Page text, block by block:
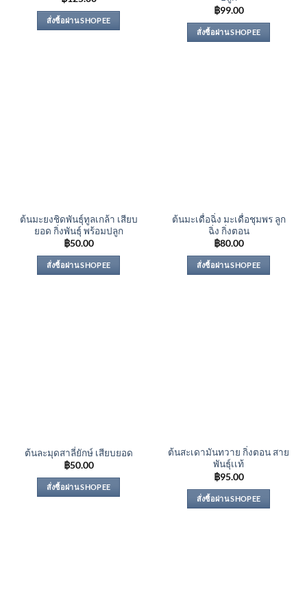
สั่งซื้อผ่าน SHOPEE
฿99.00
สั่งซื้อผ่าน SHOPEE
ต้นมะยงชิดพันธุ์ทูลเกล้า เสียบ
ยอด กิ่งพันธุ์ พร้อมปลูก
฿50.00
สั่งซื้อผ่าน SHOPEE
ต้นมะเดื่อฉิ่ง มะเดื่อชุมพร ลูก
ฉิ่ง กิ่งตอน
฿80.00
สั่งซื้อผ่าน SHOPEE
ต้นละมุดสาลี่ยักษ์ เสียบยอด
฿50.00
สั่งซื้อผ่าน SHOPEE
ต้นสะเดามันทวาย กิ่งตอน สาย
พันธุ์เเท้
฿95.00
สั่งซื้อผ่าน SHOPEE